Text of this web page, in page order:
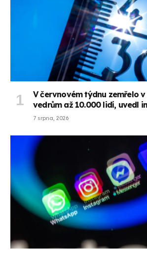
V červnovém týdnu zemřelo
vedrům až 10.000 lidí, uvedl
7 srpna, 2026